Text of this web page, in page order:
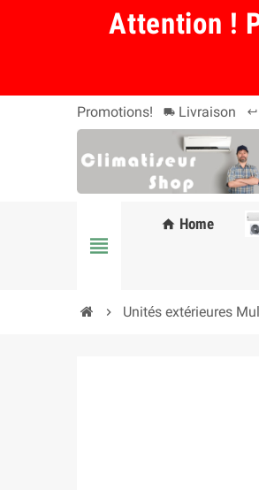
Attention !
Promotions! local_shipping Livraison keyboard_return
view_headline
home Home
chevron_right Unités extérieures